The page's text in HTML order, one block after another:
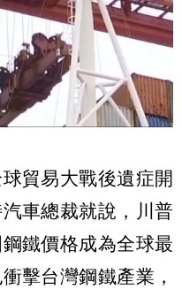
貿易大戰後遺症開
車總裁就說，川普
鐵價格成為全球最
擊台灣鋼鐵產業，